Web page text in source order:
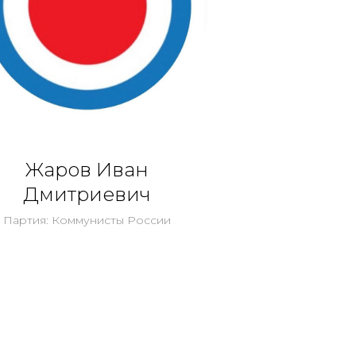
Жаров Иван
Дмитриевич
Партия: Коммунисты России